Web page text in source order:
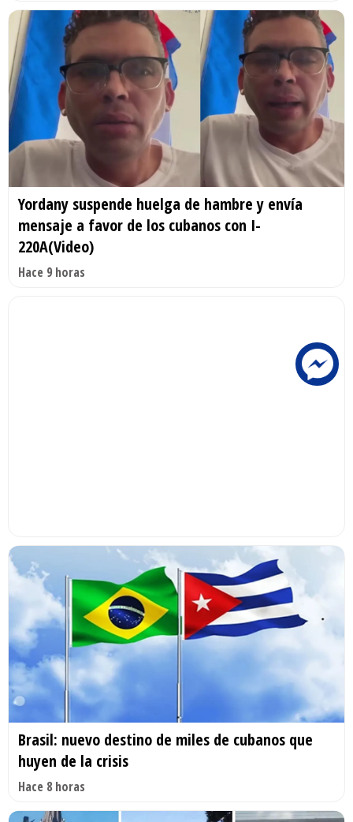
Yordany suspende huelga de hambre y envía
mensaje a favor de los cubanos con I-
220A(Video)
Hace 9 horas
Brasil: nuevo destino de miles de cubanos que
huyen de la crisis
Hace 8 horas